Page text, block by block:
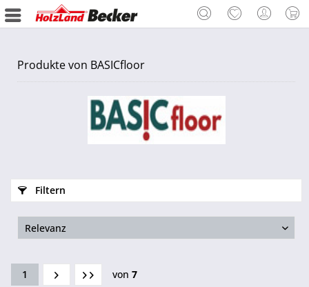
Produkte von BASICfloor
Filtern
1 von 7